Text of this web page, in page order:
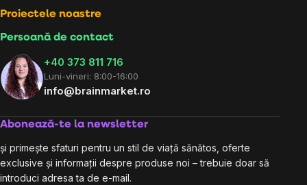
Proiectele noastre
Persoană de contact
+40 373 811 716
Luni-vineri: 8:00-16:00
info@brainmarket.ro
Abonează-te la newsletter
și primește sfaturi pentru un stil de viață sănătos, oferte
exclusive și informații despre produse noi – trebuie doar să
introduci adresa ta de e-mail.